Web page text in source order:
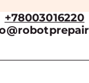
+78003016220